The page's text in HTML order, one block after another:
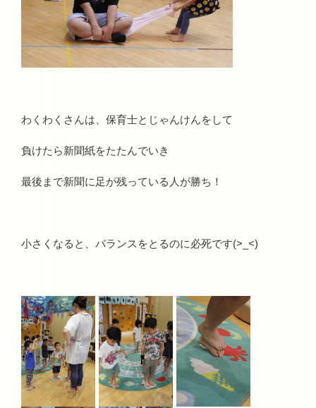
わくわくさんは、保育士とじゃんけんをして
負けたら新聞紙をたたんでいき
最後まで新聞に足が残っている人が勝ち！
小さくなると、バランスをとるのに必死です(>_<)